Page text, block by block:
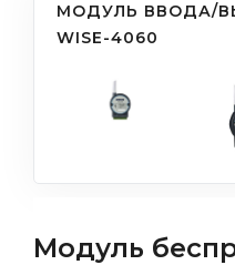
МОДУЛЬ ВВОДА/
WISE-4060
Модуль